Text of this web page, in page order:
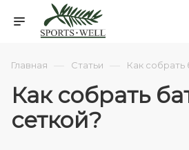
Главная — Статьи — Как собрать
Как собрать
сеткой?